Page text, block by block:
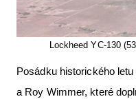
Lockheed YC-130
Posádku historického
a Roy Wimmer, které